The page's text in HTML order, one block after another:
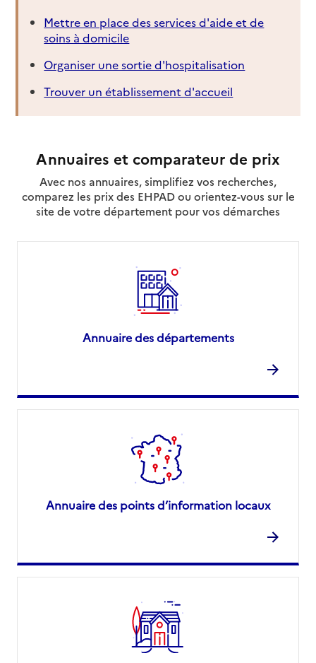
Mettre en place des services d'aide et de
soins à domicile
Organiser une sortie d'hospitalisation
Trouver un établissement d'accueil
Annuaires et comparateur de prix
Avec nos annuaires, simplifiez vos recherches,
comparez les prix des EHPAD ou orientez-vous sur le
site de votre département pour vos démarches
Annuaire des départements
Annuaire des points d’information locaux